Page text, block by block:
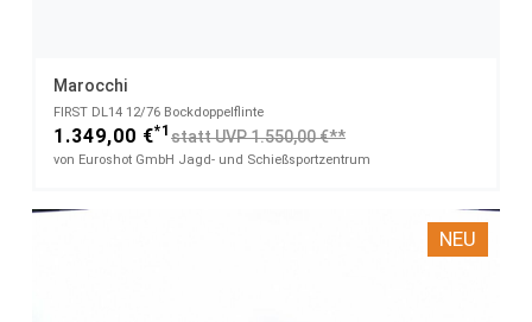
Marocchi
FIRST DL14​ 12/76 Bockdoppelflinte
1.349,00 €*1 statt UVP 1.550,00 €**
von Euroshot GmbH Jagd- und Schießsportzentrum
NEU